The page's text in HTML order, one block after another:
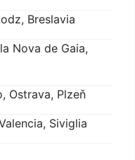
Breslavia
Nova de Gaia,
Ostrava, Plzeň
Siviglia